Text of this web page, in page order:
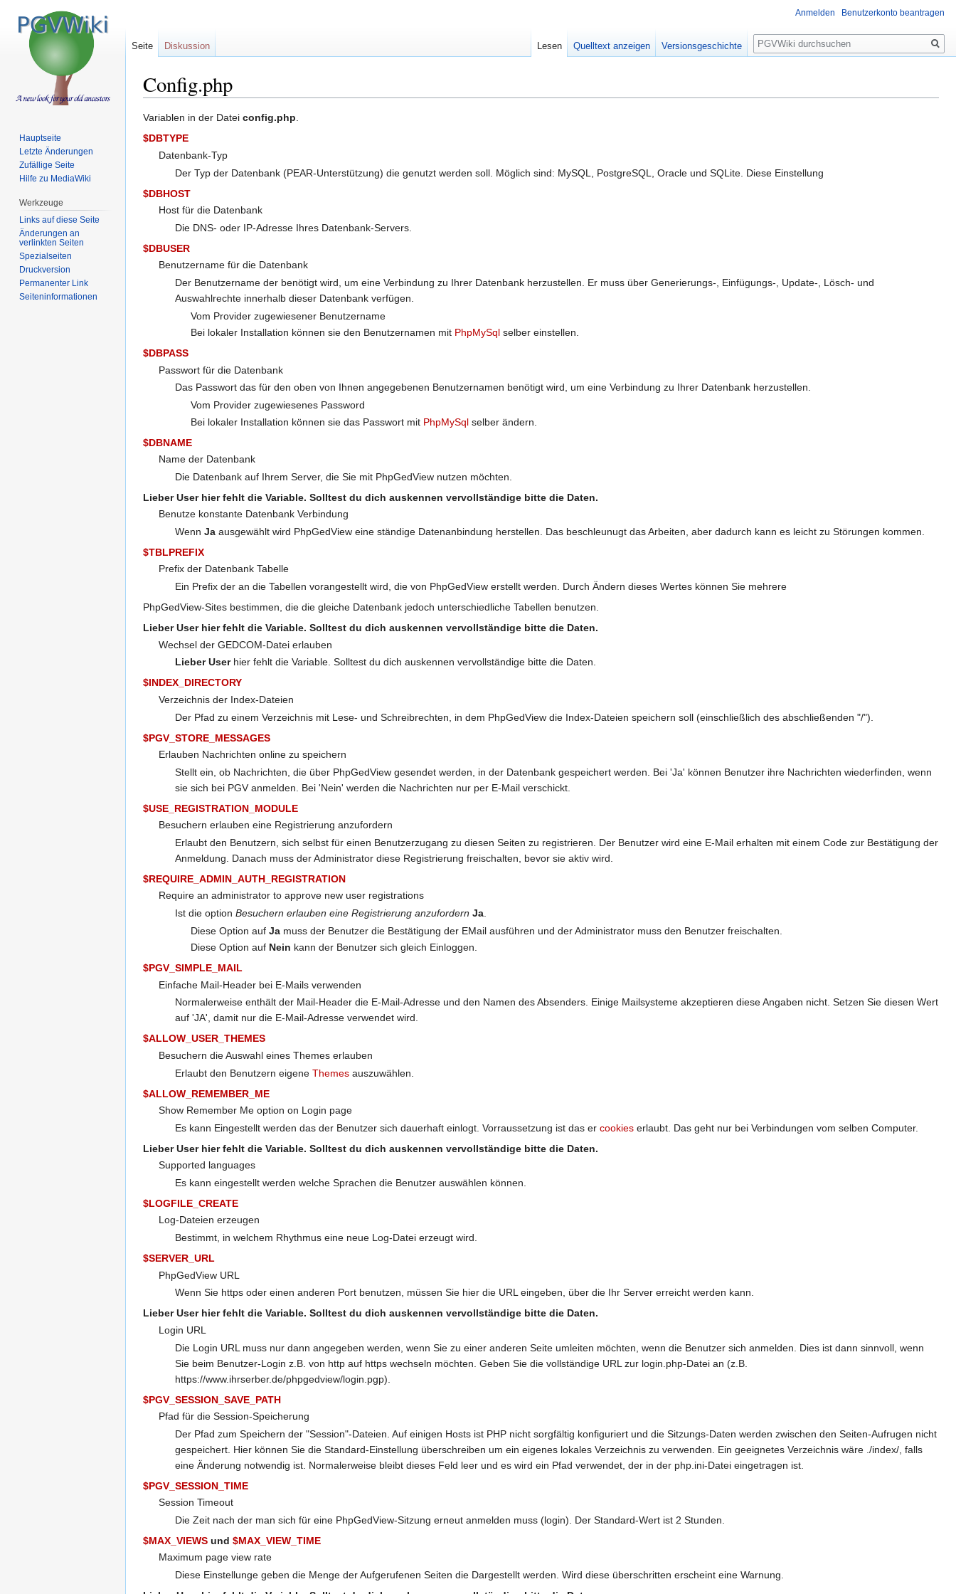
Config.php
Zur
Navigation
Zur
Suche
Variablen in der Datei config.php.
$DBTYPE
Datenbank-Typ
Der Typ der Datenbank (PEAR-Unterstützung) die genutzt werden soll. Möglich sind: MySQL, PostgreSQL, Oracle und SQLite. Diese Einstellung
$DBHOST
Host für die Datenbank
Die DNS- oder IP-Adresse Ihres Datenbank-Servers.
$DBUSER
Benutzername für die Datenbank
Der Benutzername der benötigt wird, um eine Verbindung zu Ihrer Datenbank herzustellen. Er muss über Generierungs-, Einfügungs-, Update-, Lösch- und
Auswahlrechte innerhalb dieser Datenbank verfügen.
Vom Provider zugewiesener Benutzername
Bei lokaler Installation können sie den Benutzernamen mit PhpMySql selber einstellen.
$DBPASS
Passwort für die Datenbank
Das Passwort das für den oben von Ihnen angegebenen Benutzernamen benötigt wird, um eine Verbindung zu Ihrer Datenbank herzustellen.
Vom Provider zugewiesenes Password
Bei lokaler Installation können sie das Passwort mit PhpMySql selber ändern.
$DBNAME
Name der Datenbank
Die Datenbank auf Ihrem Server, die Sie mit PhpGedView nutzen möchten.
Lieber Userhier fehlt die Variable. Solltest du dich auskennen vervollständige bitte die Daten.
Benutze konstante Datenbank Verbindung
Wenn Jaausgewählt wird PhpGedView eine ständige Datenanbindung herstellen. Das beschleunugt das Arbeiten, aber dadurch kann es leicht zu Störungen kommen.
$TBLPREFIX
Prefix der Datenbank Tabelle
Ein Prefix der an die Tabellen vorangestellt wird, die von PhpGedView erstellt werden. Durch Ändern dieses Wertes können Sie mehrere
PhpGedView-Sites bestimmen, die die gleiche Datenbank jedoch unterschiedliche Tabellen benutzen.
Lieber Userhier fehlt die Variable. Solltest du dich auskennen vervollständige bitte die Daten.
Wechsel der GEDCOM-Datei erlauben
Lieber Userhier fehlt die Variable. Solltest du dich auskennen vervollständige bitte die Daten.
$INDEX_DIRECTORY
Verzeichnis der Index-Dateien
Der Pfad zu einem Verzeichnis mit Lese- und Schreibrechten, in dem PhpGedView die Index-Dateien speichern soll (einschließlich des abschließenden "/").
$PGV_STORE_MESSAGES
Erlauben Nachrichten online zu speichern
Stellt ein, ob Nachrichten, die über PhpGedView gesendet werden, in der Datenbank gespeichert werden. Bei 'Ja' können Benutzer ihre Nachrichten wiederfinden, wenn
sie sich bei PGV anmelden. Bei 'Nein' werden die Nachrichten nur per E-Mail verschickt.
$USE_REGISTRATION_MODULE
Besuchern erlauben eine Registrierung anzufordern
Erlaubt den Benutzern, sich selbst für einen Benutzerzugang zu diesen Seiten zu registrieren. Der Benutzer wird eine E-Mail erhalten mit einem Code zur Bestätigung der
Anmeldung. Danach muss der Administrator diese Registrierung freischalten, bevor sie aktiv wird.
$REQUIRE_ADMIN_AUTH_REGISTRATION
Require an administrator to approve new user registrations
Ist die option Besuchern erlauben eine Registrierung anzufordern Ja.
Diese Option aufJa muss der Benutzer die Bestätigung der EMail ausführen und der Administrator muss den Benutzer freischalten.
Diese Option auf Nein kann der Benutzer sich gleich Einloggen.
$PGV_SIMPLE_MAIL
Einfache Mail-Header bei E-Mails verwenden
Normalerweise enthält der Mail-Header die E-Mail-Adresse und den Namen des Absenders. Einige Mailsysteme akzeptieren diese Angaben nicht. Setzen Sie diesen Wert
auf 'JA', damit nur die E-Mail-Adresse verwendet wird.
$ALLOW_USER_THEMES
Besuchern die Auswahl eines Themes erlauben
Erlaubt den Benutzern eigene Themesauszuwählen.
$ALLOW_REMEMBER_ME
Show Remember Me option on Login page
Es kann Eingestellt werden das der Benutzer sich dauerhaft einlogt. Vorraussetzung ist das er cookieserlaubt. Das geht nur bei Verbindungen vom selben Computer.
Lieber Userhier fehlt die Variable. Solltest du dich auskennen vervollständige bitte die Daten.
Supported languages
Es kann eingestellt werden welche Sprachen die Benutzer auswählen können.
$LOGFILE_CREATE
Log-Dateien erzeugen
Bestimmt, in welchem Rhythmus eine neue Log-Datei erzeugt wird.
$SERVER_URL
PhpGedView URL
Wenn Sie https oder einen anderen Port benutzen, müssen Sie hier die URL eingeben, über die Ihr Server erreicht werden kann.
Lieber Userhier fehlt die Variable. Solltest du dich auskennen vervollständige bitte die Daten.
Login URL
Die Login URL muss nur dann angegeben werden, wenn Sie zu einer anderen Seite umleiten möchten, wenn die Benutzer sich anmelden. Dies ist dann sinnvoll, wenn
Sie beim Benutzer-Login z.B. von http auf https wechseln möchten. Geben Sie die vollständige URL zur login.php-Datei an (z.B.
https://www.ihrserber.de/phpgedview/login.pgp).
$PGV_SESSION_SAVE_PATH
Pfad für die Session-Speicherung
Der Pfad zum Speichern der "Session"-Dateien. Auf einigen Hosts ist PHP nicht sorgfältig konfiguriert und die Sitzungs-Daten werden zwischen den Seiten-Aufrugen nicht
gespeichert. Hier können Sie die Standard-Einstellung überschreiben um ein eigenes lokales Verzeichnis zu verwenden. Ein geeignetes Verzeichnis wäre ./index/, falls
eine Änderung notwendig ist. Normalerweise bleibt dieses Feld leer und es wird ein Pfad verwendet, der in der php.ini-Datei eingetragen ist.
$PGV_SESSION_TIME
Session Timeout
Die Zeit nach der man sich für eine PhpGedView-Sitzung erneut anmelden muss (login). Der Standard-Wert ist 2 Stunden.
$MAX_VIEWS und $MAX_VIEW_TIME
Maximum page view rate
Diese Einstellunge geben die Menge der Aufgerufenen Seiten die Dargestellt werden. Wird diese überschritten erscheint eine Warnung.
Anmelden Benutzerkonto beantragen
Seite Diskussion Lesen Quelltext anzeigen Versionsgeschichte
Suche
Hauptseite
Letzte Änderungen
Zufällige Seite
Hilfe zu MediaWiki
Werkzeuge
Links auf diese Seite
Änderungen an
verlinkten Seiten
Spezialseiten
Druckversion
Permanenter Link
Seiten­informationen